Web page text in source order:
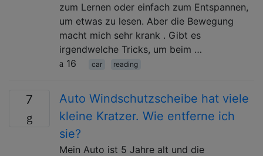
zum Lernen oder einfach zum Entspannen,
um etwas zu lesen. Aber die Bewegung
macht mich sehr krank . Gibt es
irgendwelche Tricks, um beim …
16
car reading
7
Auto Windschutzscheibe hat viele
kleine Kratzer. Wie entferne ich
sie?
Mein Auto ist 5 Jahre alt und die